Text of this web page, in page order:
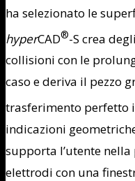
ha selezionato le
hyperCAD®-S crea
collisioni con le
caso e deriva il pezzo
trasferimento perfetto
indicazioni
supporta l’utente
elettrodi con una